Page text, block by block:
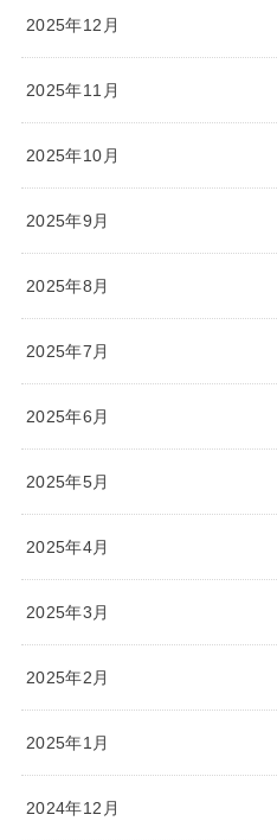
2025年12月
2025年11月
2025年10月
2025年9月
2025年8月
2025年7月
2025年6月
2025年5月
2025年4月
2025年3月
2025年2月
2025年1月
2024年12月